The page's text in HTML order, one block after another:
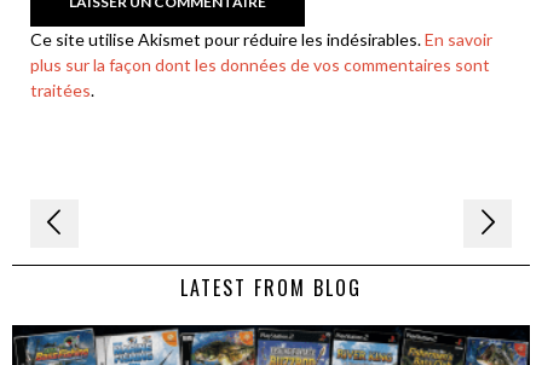
Ce site utilise Akismet pour réduire les indésirables.En savoir
plus sur la façon dont les données de vos commentaires sont
traitées.
Navigation
de LATEST FROM BLOG